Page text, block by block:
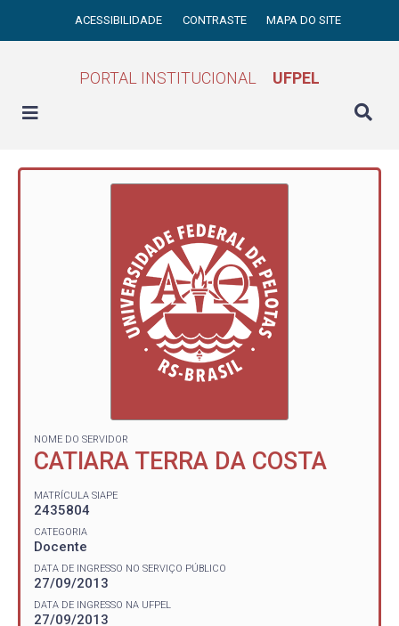
ACESSIBILIDADE CONTRASTE MAPA DO SITE
PORTAL INSTITUCIONAL UFPEL
NOME DO SERVIDOR
CATIARA TERRA DA COSTA
MATRÍCULA SIAPE
2435804
CATEGORIA
Docente
DATA DE INGRESSO NO SERVIÇO PÚBLICO
27/09/2013
DATA DE INGRESSO NA UFPEL
27/09/2013